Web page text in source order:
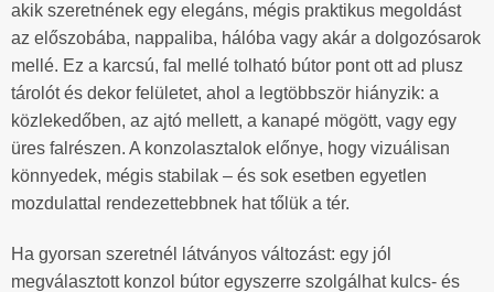
akik szeretnének egy elegáns, mégis praktikus megoldást
az előszobába, nappaliba, hálóba vagy akár a dolgozósarok
mellé. Ez a karcsú, fal mellé tolható bútor pont ott ad plusz
tárolót és dekor felületet, ahol a legtöbbször hiányzik: a
közlekedőben, az ajtó mellett, a kanapé mögött, vagy egy
üres falrészen. A konzolasztalok előnye, hogy vizuálisan
könnyedek, mégis stabilak – és sok esetben egyetlen
mozdulattal rendezettebbnek hat tőlük a tér.
Ha gyorsan szeretnél látványos változást: egy jól
megválasztott konzol bútor egyszerre szolgálhat kulcs- és